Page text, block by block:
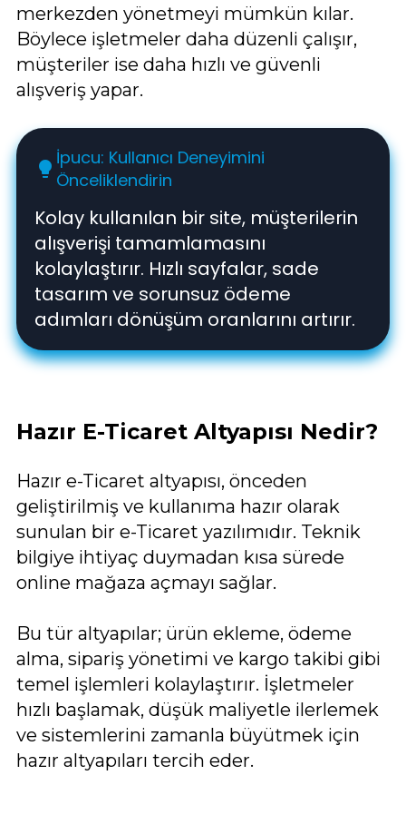
merkezden yönetmeyi mümkün kılar.
Böylece işletmeler daha düzenli çalışır,
müşteriler ise daha hızlı ve güvenli
alışveriş yapar.
lightbulb İpucu: Kullanıcı Deneyimini
Önceliklendirin
Kolay kullanılan bir site, müşterilerin
alışverişi tamamlamasını
kolaylaştırır. Hızlı sayfalar, sade
tasarım ve sorunsuz ödeme
adımları dönüşüm oranlarını artırır.
Hazır E-Ticaret Altyapısı Nedir?
Hazır e-Ticaret altyapısı, önceden
geliştirilmiş ve kullanıma hazır olarak
sunulan bir e-Ticaret yazılımıdır. Teknik
bilgiye ihtiyaç duymadan kısa sürede
online mağaza açmayı sağlar.
Bu tür altyapılar; ürün ekleme, ödeme
alma, sipariş yönetimi ve kargo takibi gibi
temel işlemleri kolaylaştırır. İşletmeler
hızlı başlamak, düşük maliyetle ilerlemek
ve sistemlerini zamanla büyütmek için
hazır altyapıları tercih eder.